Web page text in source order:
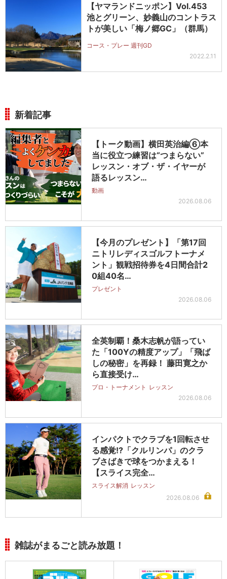
【ヤマランドニッポン】Vol.453
池とグリーン、妙義山のコントラス
トが美しい「梅ノ郷GC」（群馬）
コース・プレー 週刊GD
2022.2.11
新着記事
【トーク動画】横田英治編⑥本
当に役立つ練習は“つまらない”
レッスン・オブ・ザ・イヤーが
語るレッスン…
動画
2026.08.06
【今月のプレゼント】「第17回
ニトリレディスゴルフトーナメ
ント」観戦招待券を4日間合計2
0組40名…
プレゼント
2026.08.06
全英制覇！桑木志帆が語ってい
た「100Yの精度アップ」「飛ば
しの秘密」を再録！ 藤田寛之か
ら直接受け…
プロ・トーナメント レッスン
2026.08.06
インパクトでクラブを1回転させ
る感覚!?「クルリンパ」のクラ
ブさばきで球をつかまえる！
【スライス完全…
スライス解消 レッスン
2026.08.06
雑誌がまるごと読み放題！